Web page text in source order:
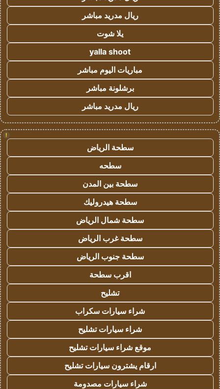
ريال مدريد مباشر
يلا شوت
yalla shoot
مباريات اليوم مباشر
برشلونة مباشر
ريال مدريد مباشر
!
سطحة الرياض
سطحه
سطحة بين المدن
سطحة هيدروليك
سطحة شمال الرياض
سطحة غرب الرياض
سطحة جنوب الرياض
اقرب سطحة
تشليح
شراء سيارات سكراب
شراء سيارات تشليح
موقع شراء سيارات تشليح
ارقام يشترون سيارات تشليح
شراء سيارات مصدومة